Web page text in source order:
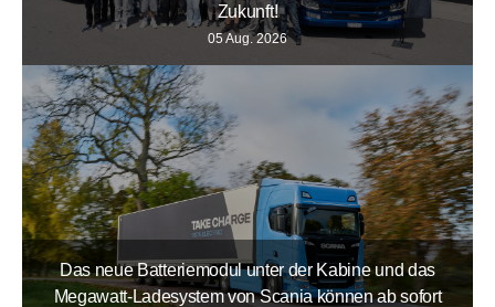
Zukunft!
05 Aug. 2026
Das neue Batteriemodul unter der Kabine und das
Megawatt-Ladesystem von Scania können ab sofort